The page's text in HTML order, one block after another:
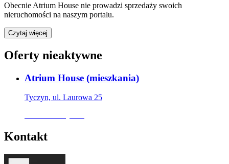
Obecnie Atrium House nie prowadzi sprzedaży swoich
nieruchomości na naszym portalu.
Czytaj więcej
Oferty nieaktywne
Atrium House (mieszkania)
Tyczyn, ul. Laurowa 25
Kontakt